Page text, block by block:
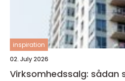
inspiration
02. July 2026
Virksomhedssalg: sådan